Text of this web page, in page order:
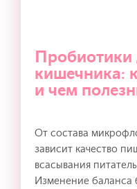
Пробиотики
кишечника:
и чем
От состава
зависит качество
всасывания
Изменение баланса